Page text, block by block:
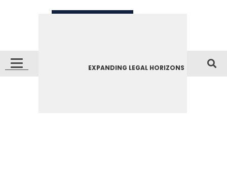
EXPANDING LEGAL HORIZONS